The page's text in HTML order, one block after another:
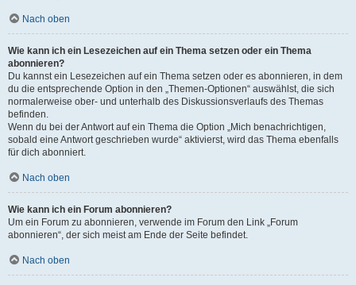
Nach oben
Wie kann ich ein Lesezeichen auf ein Thema setzen oder ein Thema
abonnieren?
Du kannst ein Lesezeichen auf ein Thema setzen oder es abonnieren, in dem
du die entsprechende Option in den „Themen-Optionen“ auswählst, die sich
normalerweise ober- und unterhalb des Diskussionsverlaufs des Themas
befinden.
Wenn du bei der Antwort auf ein Thema die Option „Mich benachrichtigen,
sobald eine Antwort geschrieben wurde“ aktivierst, wird das Thema ebenfalls
für dich abonniert.
Nach oben
Wie kann ich ein Forum abonnieren?
Um ein Forum zu abonnieren, verwende im Forum den Link „Forum
abonnieren“, der sich meist am Ende der Seite befindet.
Nach oben